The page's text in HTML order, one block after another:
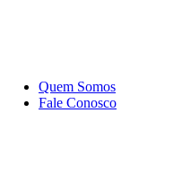
Quem Somos
Fale Conosco